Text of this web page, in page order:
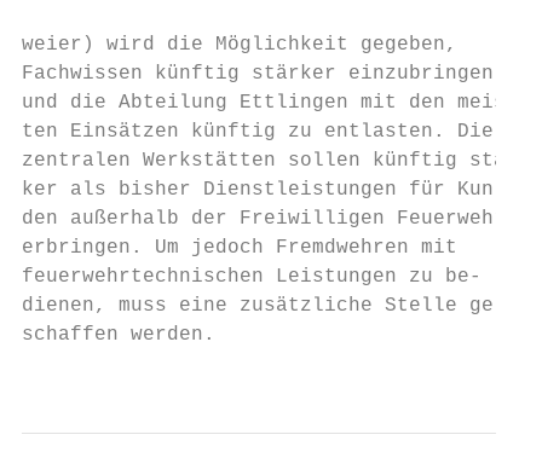
weier) wird die Möglichkeit gegeben,
Fachwissen künftig stärker einzubringen
und die Abteilung Ettlingen mit den meis-
ten Einsätzen künftig zu entlasten. Die
zentralen Werkstätten sollen künftig stär-
ker als bisher Dienstleistungen für Kun-
den außerhalb der Freiwilligen
erbringen. Um jedoch Fremdwehren mit
feuerwehrtechnischen Leistungen zu be-
dienen, muss eine zusätzliche Stelle ge-
schaffen werden.